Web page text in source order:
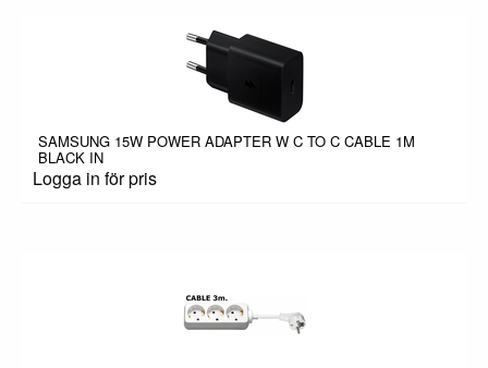
SAMSUNG 15W POWER ADAPTER W C TO C CABLE 1M
BLACK IN
Logga in för pris